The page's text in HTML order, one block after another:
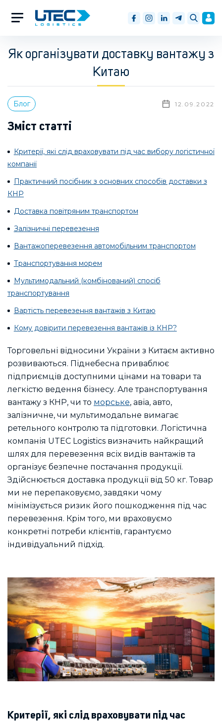
Як організувати доставку вантажу з
Китаю
Блог 12.09.2022
Зміст статті
Критерії, які слід враховувати під час вибору логістичної
компанії
Практичний посібник з основних способів доставки з
КНР
Доставка повітряним транспортом
Залізничні перевезення
Вантажоперевезення автомобільним транспортом
Транспортування морем
Мультимодальний (комбінований) спосіб
транспортування
Вартість перевезення вантажів з Китаю
Кому довірити перевезення вантажів із КНР?
Торговельні відносини України з Китаєм активно
розвиваються. Піднебесна приваблює
підприємців доступними цінами на товари та
легкістю ведення бізнесу. Але транспортування
вантажу з КНР, чи то морське, авіа, авто,
залізничне, чи мультимодальне вимагає
ретельного контролю та підготовки. Логістична
компанія UTEC Logistics визначить найкращий
шлях для перевезення всіх видів вантажів та
організує безпечне постачання продукції.
Здійснюється доставка продукції від 50 кг. Товар
ми не перепаковуємо, завдяки чому
мінімізується ризик його пошкодження під час
перевезення. Крім того, ми враховуємо
конкретні потреби клієнтів, гарантуємо
індивідуальний підхід.
Критерії, які слід враховувати під час